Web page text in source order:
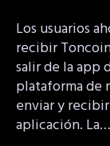
Los usuarios
recibir
salir de la app
plataforma de
enviar y
aplicación. La…